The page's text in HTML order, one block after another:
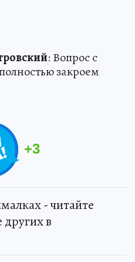
: Вопрос с
закроем
+3
- читайте
в